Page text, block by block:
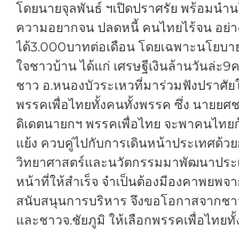
โดยนายจุลพันธ์ ฯเปิดปราศรัย พร้อมนำ
ความอยากจน ปลดหนี้ คนไทยไร้จน อย่
ได้3.000บาทต่อเดือน โดยเฉพาะนโยบ
ใจชาวบ้าน ได้แก่ เศรษฐีเงินล้านวันล่ะ
ชาว อ.หนองบัวระเหวที่มาร่วมฟังปราศั
พรรคเพื่อไทยทั้งคนทั้งพรรค ซึ่ง นายยศ
ดิเดตนายกฯ พรรคเพื่อไทย จะพาคนไท
แย้ง ควบคู่ไปกับการเดินหน้าประเทศด้ว
วิทยาศาสตร์และนวัตกรรมมาพัฒนาประ
หน้าที่ให้สำเร็จ จำเป็นต้องมีองคาพยพจา
สนับสนุนการบริหาร จึงขอโอกาสจากชา
และชาวจ.ชัยภูมิ ให้เลือกพรรคเพื่อไทย